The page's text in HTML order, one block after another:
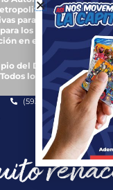
de Quito,
para garantizar
los grupos de
en el uso de
del Distrito
los derechos
(593-2) 3952300